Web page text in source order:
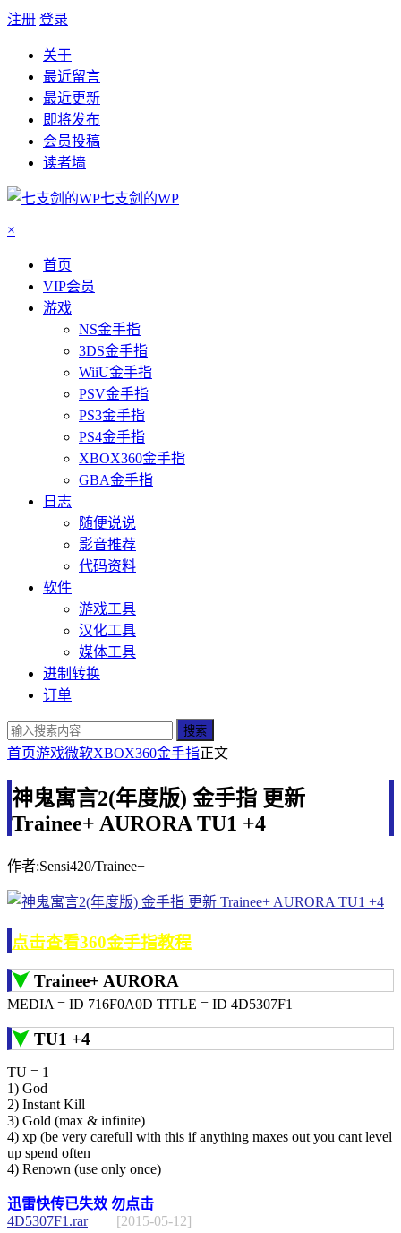
注册 登录
关于
最近留言
最近更新
即将发布
会员投稿
读者墙
七支剑的WP
×
首页
VIP会员
游戏
NS金手指
3DS金手指
WiiU金手指
PSV金手指
PS3金手指
PS4金手指
XBOX360金手指
GBA金手指
日志
随便说说
影音推荐
代码资料
软件
游戏工具
汉化工具
媒体工具
进制转换
订单
搜索
首页游戏微软XBOX360金手指正文
神鬼寓言2(年度版) 金手指 更新
Trainee+ AURORA TU1 +4
作者:Sensi420/Trainee+
点击查看360金手指教程
Trainee+ AURORA
MEDIA = ID 716F0A0D TITLE = ID 4D5307F1
TU1 +4
TU = 1
1) God
2) Instant Kill
3) Gold (max & infinite)
4) xp (be very carefull with this if anything maxes out you cant level
up spend often
4) Renown (use only once)
迅雷快传已失效 勿点击
4D5307F1.rar
[2015-05-12]